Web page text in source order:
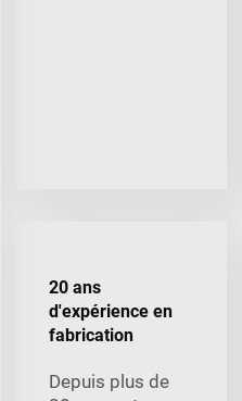
20 ans
d'expérience en
fabrication
Depuis plus de